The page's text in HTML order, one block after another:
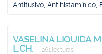
Antitusivo, Antihistamínico,
VASELINA LIQUIDA
L.CH.
261 lecturas